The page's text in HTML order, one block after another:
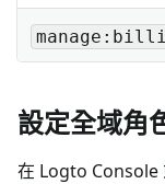
設定全域角
在 Logto Console